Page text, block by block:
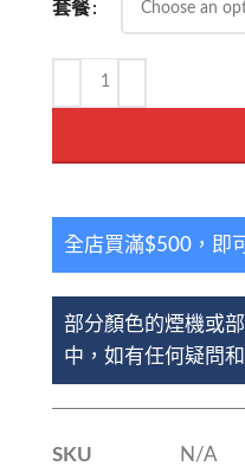
套餐
全店買滿$500，即
部分顏色的煙機或
中，如有任何疑問
SKU N/A